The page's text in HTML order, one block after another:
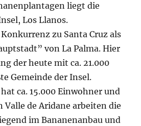
liegt die
Los Llanos.
zu Santa Cruz als
von La Palma. Hier
der heute mit ca. 21.000
Gemeinde der Insel.
ca. 15.000 Einwohner und
Valle de Aridane arbeiten die
im Bananenanbau und